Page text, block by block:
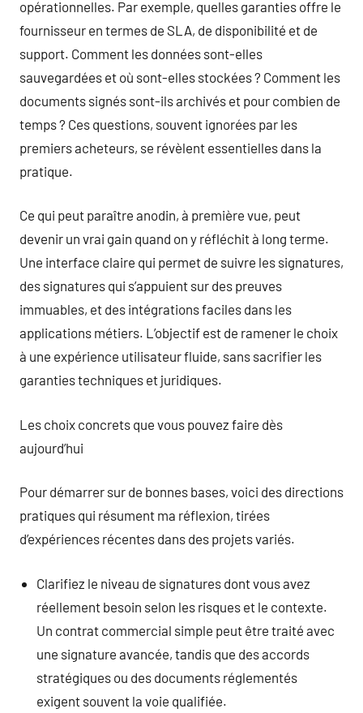
opérationnelles. Par exemple, quelles garanties offre le
fournisseur en termes de SLA, de disponibilité et de
support. Comment les données sont-elles
sauvegardées et où sont-elles stockées ? Comment les
documents signés sont-ils archivés et pour combien de
temps ? Ces questions, souvent ignorées par les
premiers acheteurs, se révèlent essentielles dans la
pratique.
Ce qui peut paraître anodin, à première vue, peut
devenir un vrai gain quand on y réfléchit à long terme.
Une interface claire qui permet de suivre les signatures,
des signatures qui s’appuient sur des preuves
immuables, et des intégrations faciles dans les
applications métiers. L’objectif est de ramener le choix
à une expérience utilisateur fluide, sans sacrifier les
garanties techniques et juridiques.
Les choix concrets que vous pouvez faire dès
aujourd’hui
Pour démarrer sur de bonnes bases, voici des directions
pratiques qui résument ma réflexion, tirées
d’expériences récentes dans des projets variés.
Clarifiez le niveau de signatures dont vous avez
réellement besoin selon les risques et le contexte.
Un contrat commercial simple peut être traité avec
une signature avancée, tandis que des accords
stratégiques ou des documents réglementés
exigent souvent la voie qualifiée.